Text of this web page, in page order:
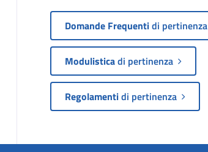
Domande Frequentidi pertinenza
Modulisticadi pertinenza
Regolamentidi pertinenza